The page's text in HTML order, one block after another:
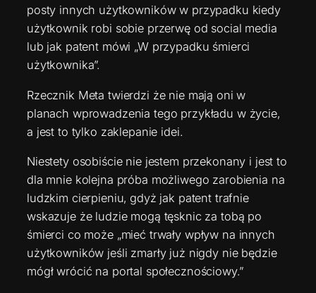
posty innych użytkowników w przypadku kiedy
użytkownik robi sobie przerwę od social media
lub jak patent mówi „W przypadku śmierci
użytkownika”.
Rzecznik Meta twierdzi że nie mają oni w
planach wprowadzenia tego przykładu w życie,
a jest to tylko zaklepanie idei.
Niestety osobiście nie jestem przekonany i jest to
dla mnie kolejna próba możliwego zarobienia na
ludzkim cierpieniu, gdyż jak patent trafnie
wskazuje że ludzie mogą tęsknic za tobą po
śmierci co może „mieć trwały wpływ na innych
użytkowników jeśli zmarły już nigdy nie będzie
mógł wrócić na portal społecznościowy.”